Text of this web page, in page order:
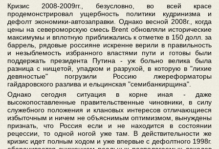
Кризис 2008-2009гг., безусловно, во всей красе
продемонстрировал ущербность политики кудринизма и
дефолт экономики-автозаправки. Однако весной 2008г., когда
цены на североморскую смесь Brent обновляли исторические
максимумы и вплотную приближались к отметке в 150 долл. за
баррель, рядовые россияне искренне верили в правильность
и незыблемость избранного властями пути и готовы были
поддержать президента Путина - уж больно велика была
разница с нищетой, упадком и разрухой, в которую в "лихие
девяностые" погрузили Россию лжереформаторы
гайдаровского разлива и ельцинская "семибанкирщина".
Однако сегодня ситуация в корне иная - даже
высокопоставленные правительственные чиновники, в силу
служебного положения и клановых интересов отличающиеся
избыточным и ничем не объяснимым оптимизмом, вынуждены
признать, что Россия если и не находится в состоянии
рецессии, то одной ногой уже там. В действительности же
кризис идет полным ходом и уже впервые с дефолтного 1998г.